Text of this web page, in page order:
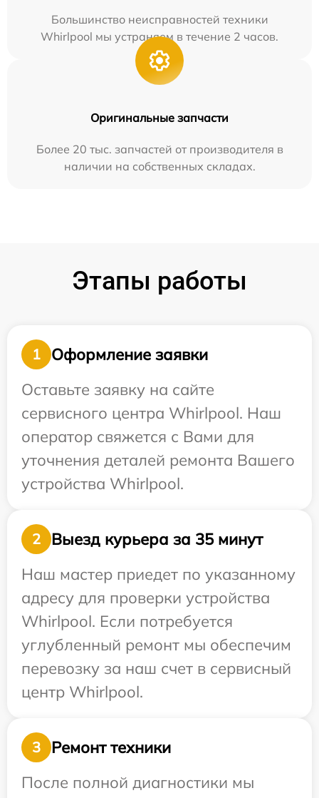
Большинство неисправностей техники
Whirlpool мы устраняем в течение 2 часов.
Оригинальные запчасти
Более 20 тыс. запчастей от производителя в
наличии на собственных складах.
Этапы работы
1
Оформление заявки
Оставьте заявку на сайте
сервисного центра Whirlpool. Наш
оператор свяжется с Вами для
уточнения деталей ремонта Вашего
устройства Whirlpool.
2
Выезд курьера за 35 минут
Наш мастер приедет по указанному
адресу для проверки устройства
Whirlpool. Если потребуется
углубленный ремонт мы обеспечим
перевозку за наш счет в сервисный
центр Whirlpool.
3
Ремонт техники
После полной диагностики мы